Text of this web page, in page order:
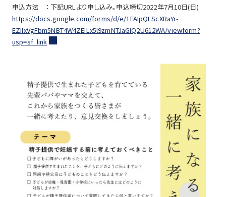
申込方法 ： 下記URLより申し込み。申込締切2022年7月10日(日)
https://docs.google.com/forms/d/e/1FAIpQLScXRaYr-
EZIIxVgFbm5NBT4W4ZEILx5l9zmNTJaGIQ2U612WA/viewform?
usp=sf_link